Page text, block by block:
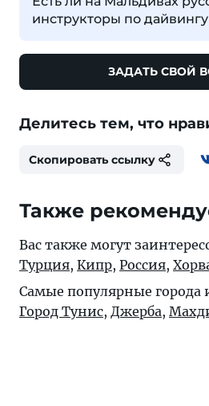
инструкторы по дайвингу
ЗАДАТЬ СВОЙ
Делитесь тем, что
Скопировать ссылку
Также
Вас также могут
Турция, Кипр, Россия,
Самые популярные города
Город Тунис, Джерба,